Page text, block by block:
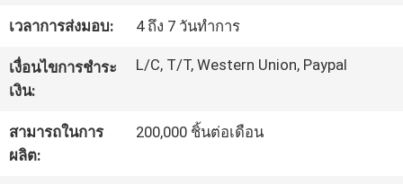
คุณภาพ
ติดต่อ
เรา
เวลาการส่งมอบ: 4 ถึง 7 วันทำการ
เงื่อนไขการชำระ
เงิน:
L/C, T/T, Western Union, Paypal
สามารถในการ
ผลิต:
200,000 ชิ้นต่อเดือน